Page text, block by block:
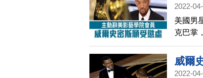
2022-
美國男
克巴掌
藝學院
威爾
2022-